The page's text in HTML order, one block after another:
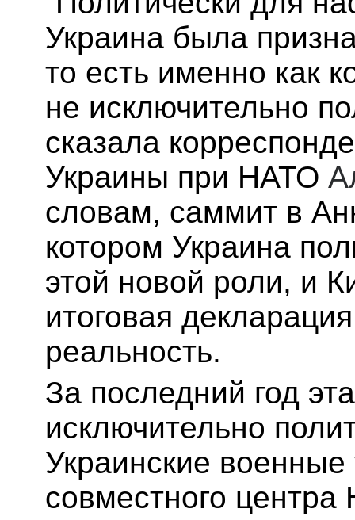
Украина была
то есть именно как
не исключительно
сказала
Украины при НАТО
словам, саммит в
котором Украина
этой новой роли, и
итоговая
реальность.
За последний год
исключительно
Украинские
совместного